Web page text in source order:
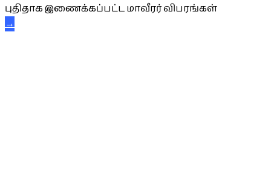
புதிதாக இணைக்கப்பட்ட மாவீரர் விபரங்கள்
→